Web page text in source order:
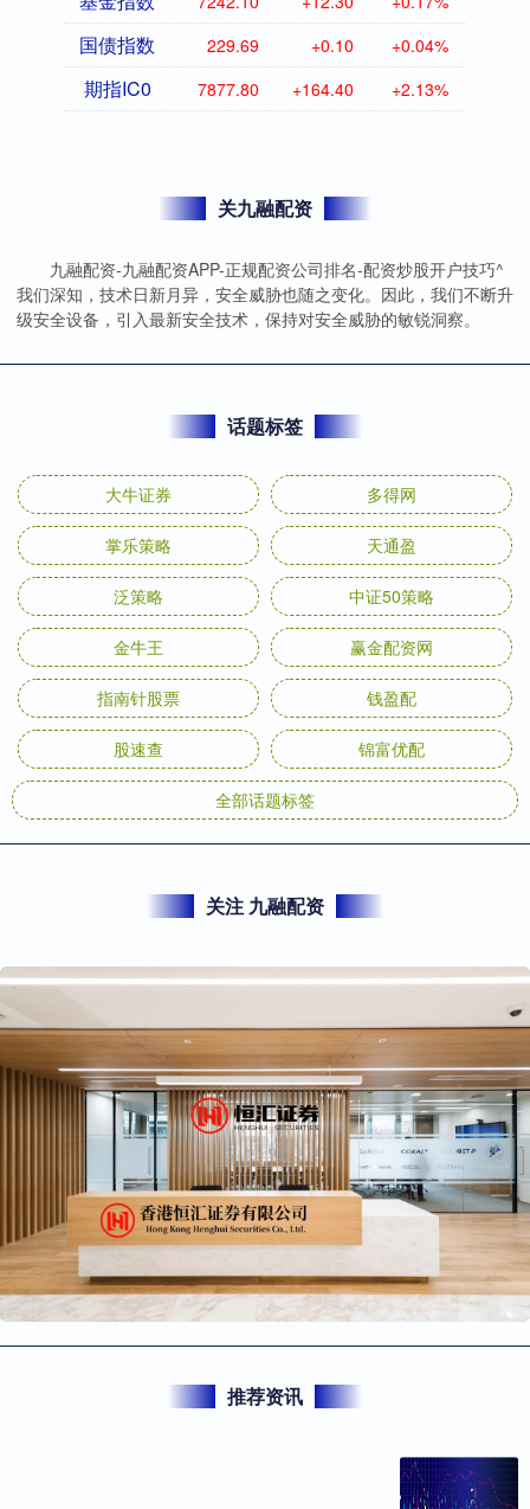
国债指数 229.69 +0.10 +0.04%
期指IC0 7877.80 +164.40 +2.13%
关九融配资
九融配资-九融配资APP-正规配资公司排名-配资炒股开户技巧^
我们深知，技术日新月异，安全威胁也随之变化。因此，我们不断升
级安全设备，引入最新安全技术，保持对安全威胁的敏锐洞察。
话题标签
大牛证券 多得网
掌乐策略 天通盈
泛策略 中证50策略
金牛王 赢金配资网
指南针股票 钱盈配
股速查 锦富优配
全部话题标签
关注 九融配资
推荐资讯